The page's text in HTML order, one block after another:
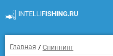
Главная Спиннинг